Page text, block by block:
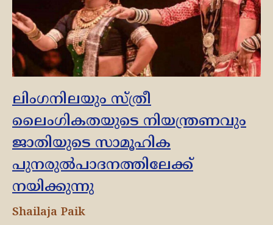
ലിംഗനിലയും സ്ത്രീ
ലൈംഗികതയുടെ നിയന്ത്രണവും
ജാതിയുടെ സാമൂഹിക
പുനരുൽപാദനത്തിലേക്ക്
നയിക്കുന്നു
Shailaja Paik